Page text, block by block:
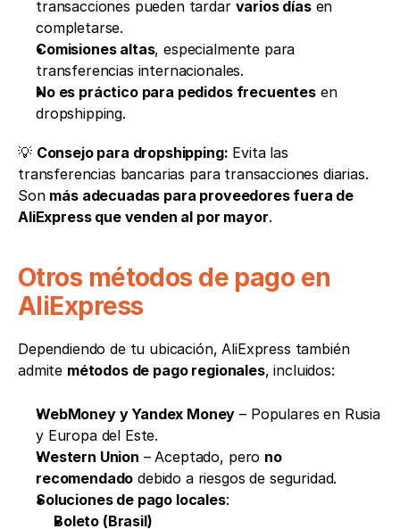
transacciones pueden tardar varios días en
completarse.
Comisiones altas, especialmente para
transferencias internacionales.
No es práctico para pedidos frecuentes en
dropshipping.
💡 Consejo para dropshipping: Evita las
transferencias bancarias para transacciones diarias.
Son más adecuadas para proveedores fuera de
AliExpress que venden al por mayor.
Otros métodos de pago en
AliExpress
Dependiendo de tu ubicación, AliExpress también
admite métodos de pago regionales, incluidos:
WebMoney y Yandex Money – Populares en Rusia
y Europa del Este.
Western Union – Aceptado, pero no
recomendado debido a riesgos de seguridad.
Soluciones de pago locales:
Boleto (Brasil)